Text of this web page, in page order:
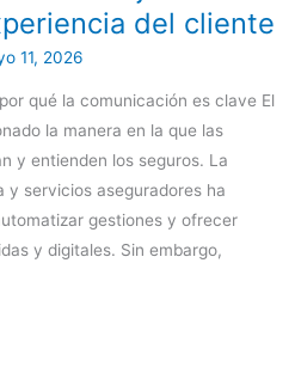
del cliente
11, 2026
qué la comunicación es clave El
la manera en la que las
y entienden los seguros. La
servicios aseguradores ha
gestiones y ofrecer
y digitales. Sin embargo,